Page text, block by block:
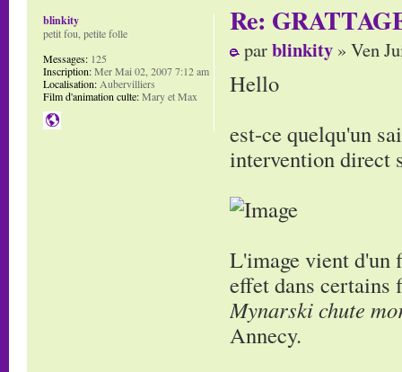
Re:
parblinkity » Ven
Hello
est-ce quelqu'un
intervention direct
L'image vient
effet dans
Mynarski chute
Annecy.
blinkity
petit fou, petite folle
Messages: 125
Inscription:Mer Mai 02, 2007 7:12 am
Localisation:Aubervilliers
Film d'animation culte:Mary et Max